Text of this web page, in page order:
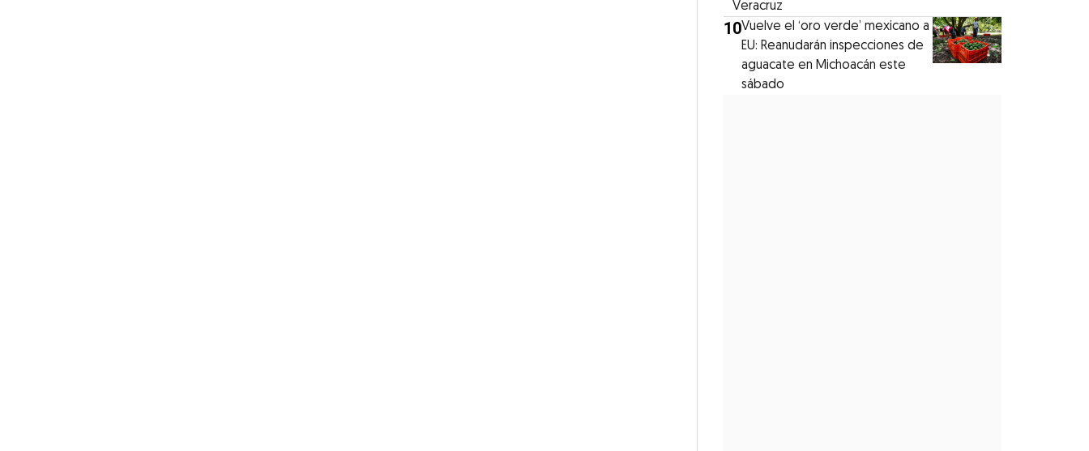
Veracruz
10Vuelve el ‘oro verde’ mexicano a
EU: Reanudarán inspecciones de
aguacate en Michoacán este
sábado